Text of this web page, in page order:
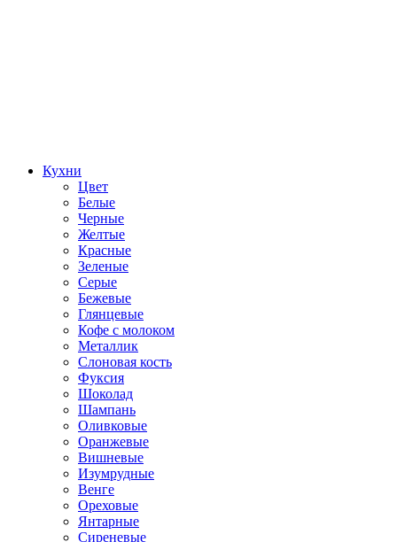
Кухни
Цвет
Белые
Черные
Желтые
Красные
Зеленые
Серые
Бежевые
Глянцевые
Кофе с молоком
Металлик
Слоновая кость
Фуксия
Шоколад
Шампань
Оливковые
Оранжевые
Вишневые
Изумрудные
Венге
Ореховые
Янтарные
Сиреневые